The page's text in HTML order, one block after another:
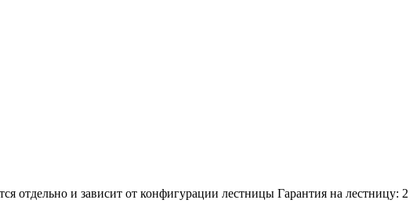
отдельно и зависит от конфигурации лестницы Гарантия на лестницу: 2